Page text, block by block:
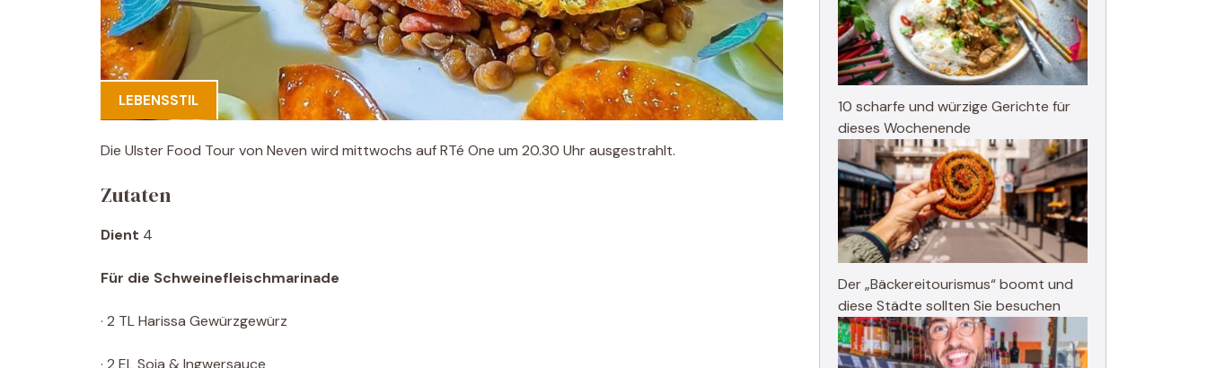
LEBENSSTIL
Die Ulster Food Tour von Neven wird mittwochs auf RTé One um 20.30 Uhr ausgestrahlt.
Zutaten
Dient 4
Für die Schweinefleischmarinade
· 2 TL Harissa Gewürzgewürz
· 2 EL Soja & Ingwersauce
10 scharfe und würzige Gerichte für
dieses Wochenende
Der „Bäckereitourismus“ boomt und
diese Städte sollten Sie besuchen